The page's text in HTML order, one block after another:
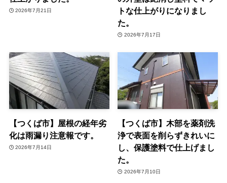
2026年7月21日
トな仕上がりになりまし
た。
2026年7月17日
【つくば市】屋根の経年劣
化は雨漏り注意報です。
2026年7月14日
【つくば市】木部を薬剤洗
浄で表面を削らずきれいに
し、保護塗料で仕上げまし
た。
2026年7月10日